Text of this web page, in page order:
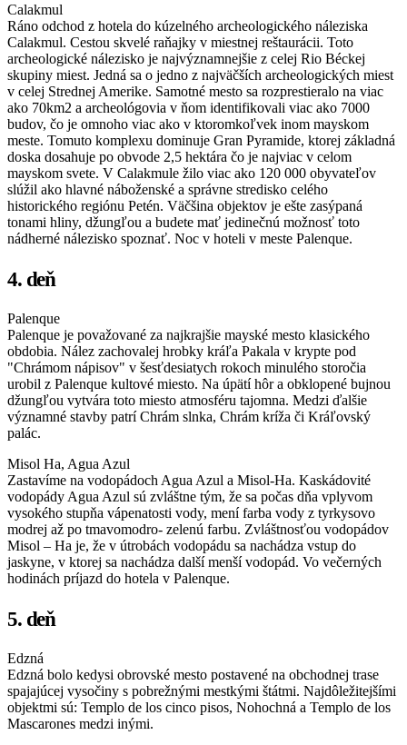
Calakmul
Ráno odchod z hotela do kúzelného archeologického náleziska
Calakmul. Cestou skvelé raňajky v miestnej reštaurácii. Toto
archeologické nálezisko je najvýznamnejšie z celej Rio Béckej
skupiny miest. Jedná sa o jedno z najväčších archeologických miest
v celej Strednej Amerike. Samotné mesto sa rozprestieralo na viac
ako 70km2 a archeológovia v ňom identifikovali viac ako 7000
budov, čo je omnoho viac ako v ktoromkoľvek inom mayskom
meste. Tomuto komplexu dominuje Gran Pyramide, ktorej základná
doska dosahuje po obvode 2,5 hektára čo je najviac v celom
mayskom svete. V Calakmule žilo viac ako 120 000 obyvateľov
slúžil ako hlavné náboženské a správne stredisko celého
historického regiónu Petén. Väčšina objektov je ešte zasýpaná
tonami hliny, džungľou a budete mať jedinečnú možnosť toto
nádherné nálezisko spoznať. Noc v hoteli v meste Palenque.
4. deň
Palenque
Palenque je považované za najkrajšie mayské mesto klasického
obdobia. Nález zachovalej hrobky kráľa Pakala v krypte pod
"Chrámom nápisov" v šesťdesiatych rokoch minulého storočia
urobil z Palenque kultové miesto. Na úpätí hôr a obklopené bujnou
džungľou vytvára toto miesto atmosféru tajomna. Medzi ďalšie
významné stavby patrí Chrám slnka, Chrám kríža či Kráľovský
palác.
Misol Ha, Agua Azul
Zastavíme na vodopádoch Agua Azul a Misol-Ha. Kaskádovité
vodopády Agua Azul sú zvláštne tým, že sa počas dňa vplyvom
vysokého stupňa vápenatosti vody, mení farba vody z tyrkysovo
modrej až po tmavomodro- zelenú farbu. Zvláštnosťou vodopádov
Misol – Ha je, že v útrobách vodopádu sa nachádza vstup do
jaskyne, v ktorej sa nachádza další menší vodopád. Vo večerných
hodinách príjazd do hotela v Palenque.
5. deň
Edzná
Edzná bolo kedysi obrovské mesto postavené na obchodnej trase
spajajúcej vysočiny s pobrežnými mestkými štátmi. Najdôležitejšími
objektmi sú: Templo de los cinco pisos, Nohochná a Templo de los
Mascarones medzi inými.